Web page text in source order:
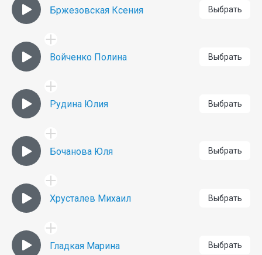
Бржезовская Ксения Выбрать
Войченко Полина Выбрать
Рудина Юлия Выбрать
Бочанова Юля Выбрать
Хрусталев Михаил Выбрать
Гладкая Марина Выбрать